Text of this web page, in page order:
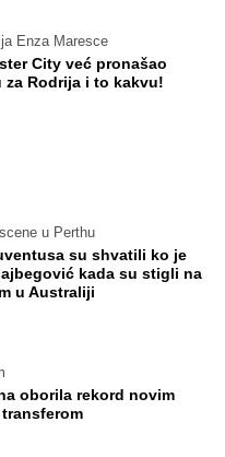
Enza Maresce
City već pronašao
za Rodrija i to kakvu!
u Perthu
su shvatili ko je
kada su stigli na
u Australiji
oborila rekord novim